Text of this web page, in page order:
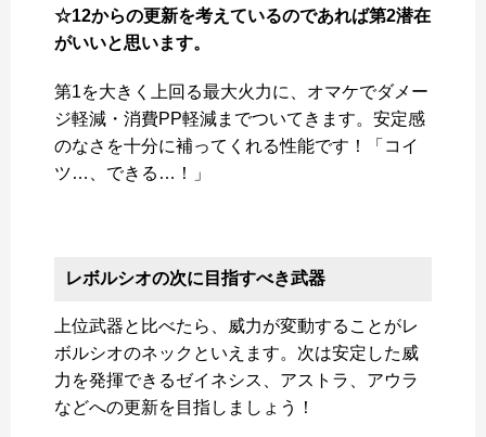
☆12からの更新を考えているのであれば第2潜在
がいいと思います。
第1を大きく上回る最大火力に、オマケでダメー
ジ軽減・消費PP軽減までついてきます。安定感
のなさを十分に補ってくれる性能です！「コイ
ツ…、できる…！」
レボルシオの次に目指すべき武器
上位武器と比べたら、威力が変動することがレ
ボルシオのネックといえます。次は安定した威
力を発揮できるゼイネシス、アストラ、アウラ
などへの更新を目指しましょう！